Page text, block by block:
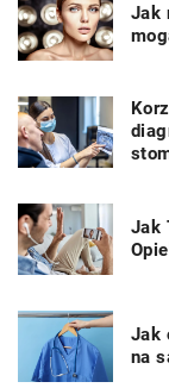
Jak
Jak
Jak
na